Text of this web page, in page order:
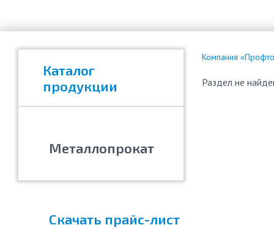
Каталог
продукции
Металлопрокат
Скачать прайс-лист
Компания
Раздел не